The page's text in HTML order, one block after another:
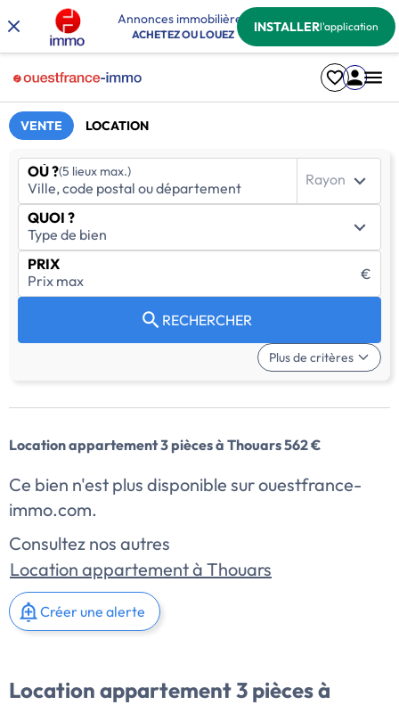
Annonces immobilières
ACHETEZ OU LOUEZ INSTALLERl'application
VENTE LOCATION
OÙ ?(5 lieux max.) Rayon
QUOI ?
PRIX
€
RECHERCHER
Plus de critères
Location appartement 3 pièces à Thouars 562 €
Ce bien n'est plus disponible sur ouestfrance-
immo.com.
Consultez nos autres
Location appartement à Thouars
Créer une alerte
Location appartement 3 pièces à